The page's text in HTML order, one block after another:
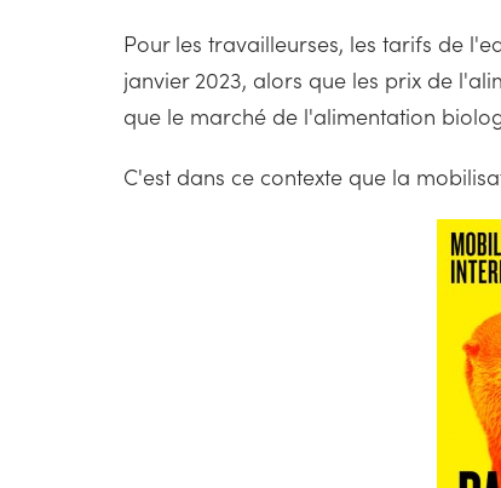
Pour les travailleurses, les tarifs de
janvier 2023, alors que les prix de
que le marché de l'alimentation
C'est dans ce contexte que la